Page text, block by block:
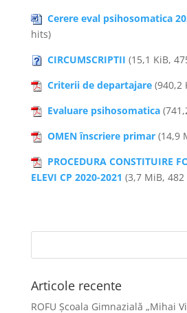
Cerere eval psihosomatica
hits)
CIRCUMSCRIPTII (15,1 KiB,
Criterii de departajare(940,2
Evaluare psihosomatica
OMEN înscriere primar(14,9
PROCEDURA CONSTITUIRE
ELEVI CP 2020-2021 (3,7 MiB,
Articole recente
ROFU Școala Gimnazială „Mihai